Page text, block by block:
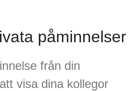
påminnelser
från din
visa dina kollegor